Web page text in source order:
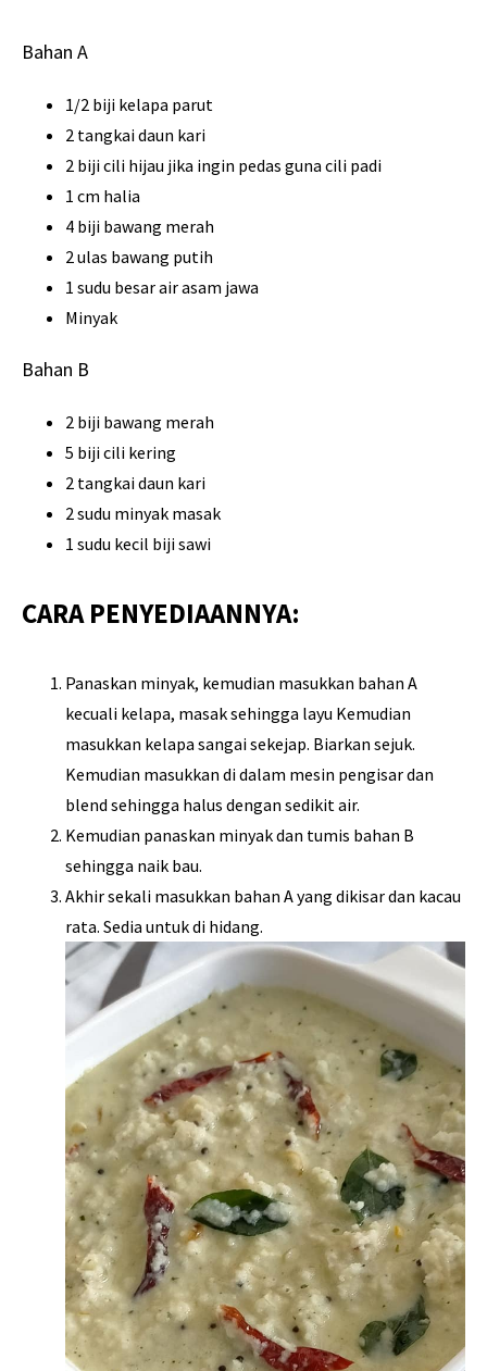
Bahan A
1/2 biji kelapa parut
2 tangkai daun kari
2 biji cili hijau jika ingin pedas guna cili padi
1 cm halia
4 biji bawang merah
2 ulas bawang putih
1 sudu besar air asam jawa
Minyak
Bahan B
2 biji bawang merah
5 biji cili kering
2 tangkai daun kari
2 sudu minyak masak
1 sudu kecil biji sawi
CARA PENYEDIAANNYA:
Panaskan minyak, kemudian masukkan bahan A
kecuali kelapa, masak sehingga layu Kemudian
masukkan kelapa sangai sekejap. Biarkan sejuk.
Kemudian masukkan di dalam mesin pengisar dan
blend sehingga halus dengan sedikit air.
Kemudian panaskan minyak dan tumis bahan B
sehingga naik bau.
Akhir sekali masukkan bahan A yang dikisar dan kacau
rata. Sedia untuk di hidang.